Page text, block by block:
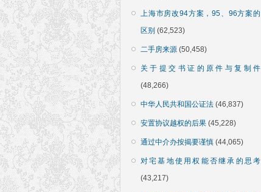
上海市房改94方案，95、96方案的
区别 (62,523)
二手房来源 (50,458)
关于提交书证的原件与复制件
(48,266)
中华人民共和国公证法 (46,837)
安置协议越权的后果 (45,228)
通过中介办按揭要谨慎 (44,065)
对宅基地使用权能否继承的思考
(43,217)